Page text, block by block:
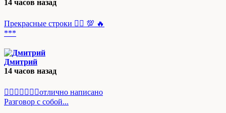
14 часов назад
Прекрасные строки 👍🏻 💯 🔥
***
Дмитрий
14 часов назад
👌🏻👍🏻💯💯💯отлично написано
Разговор с собой...